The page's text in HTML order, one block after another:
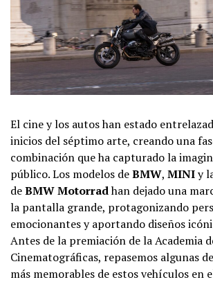
El cine y los autos han estado
inicios del séptimo arte, creando una
combinación que ha capturado la
público. Los modelos deBMW, MINIy
deBMW Motorradhan dejado una
la pantalla grande, protagonizando
emocionantes y aportando diseños
Antes de la premiación de la Academia
Cinematográficas, repasemos algunas
más memorables de estos vehículos en